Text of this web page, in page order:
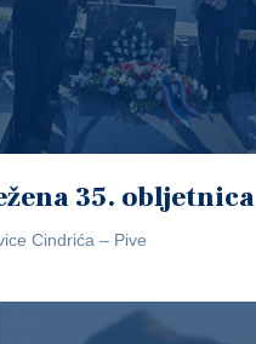
35. obljetnica
Cindrića – Pive